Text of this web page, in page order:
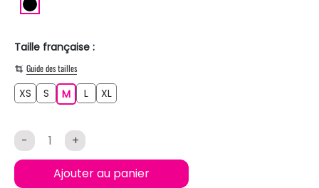
Taille française :
Guide des tailles
XS S MM L XL
- +
Ajouter au panier